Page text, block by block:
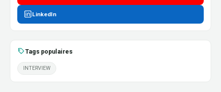
LinkedIn
Tags populaires
INTERVIEW